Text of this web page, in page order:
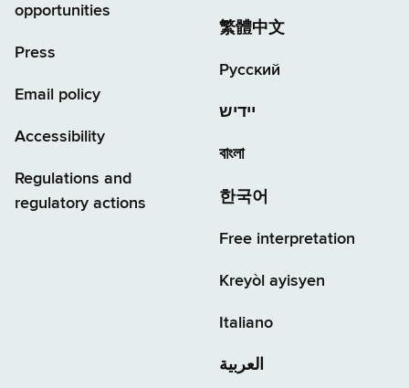
opportunities
Press
Email policy
Accessibility
Regulations and
regulatory actions
繁體中文
Русский
יידיש
বাংলা
한국어
Free interpretation
Kreyòl ayisyen
Italiano
العربية